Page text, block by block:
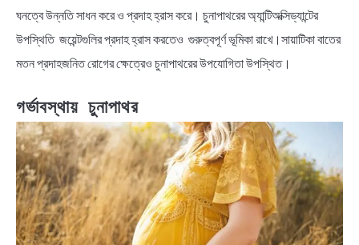
ঘনত্বে উন্নতি সাধন করে ও প্রদাহ হ্রাস করে। চুনাপাথরের অ্যান্টিঅক্সিড্যান্টের
উপস্থিতি জয়েন্টগুলির প্রদাহ হ্রাস করতেও গুরুত্বপূর্ণ ভূমিকা রাখে।সায়াটিকা বাতের
মতন প্রদাহজনিত রোগের ক্ষেত্রেও চুনাপাথরের উপযোগিতা উপস্থিত।
গর্ভাবস্থায় চুনাপাথর